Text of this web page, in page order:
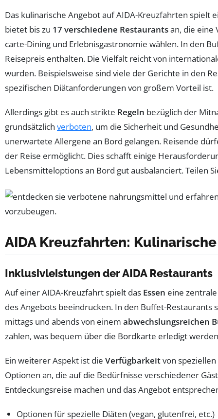
Das kulinarische Angebot auf AIDA-Kreuzfahrten spielt
bietet bis zu 17 verschiedene Restaurantsan, die eine
carte-Dining und Erlebnisgastronomie wählen. In den
Reisepreis enthalten. Die Vielfalt reicht von
wurden. Beispielsweise sind viele der Gerichte in den
spezifischen Diätanforderungen von großem Vorteil ist.
Allerdings gibt es auch strikte Regeln bezüglich der
grundsätzlich verboten, um die Sicherheit und
unerwartete Allergene an Bord gelangen. Reisende
der Reise ermöglicht. Dies schafft einige
Lebensmitteloptions an Bord gut ausbalanciert. Teilen
AIDA Kreuzfahrten:
Inklusivleistungen der AIDA Restaurants
Auf einer AIDA-Kreuzfahrt spielt das Essen eine
des Angebots beeindrucken. In den Buffet-Restaurants
mittags und abends von einem abwechslungsreichen
zahlen, was bequem über die Bordkarte erledigt
Ein weiterer Aspekt ist die Verfügbarkeitvon
Optionen an, die auf die Bedürfnisse verschiedener
Entdeckungsreise machen und das Angebot
Optionen für spezielle Diäten (vegan, glutenfrei, etc.)